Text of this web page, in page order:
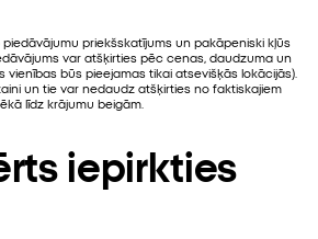
priekšskatījums un pakāpeniski kļūs
var atšķirties pēc cenas, daudzuma un
būs pieejamas tikai atsevišķās lokācijās).
un tie var nedaudz atšķirties no faktiskajiem
līdz krājumu beigām.
iepirkties